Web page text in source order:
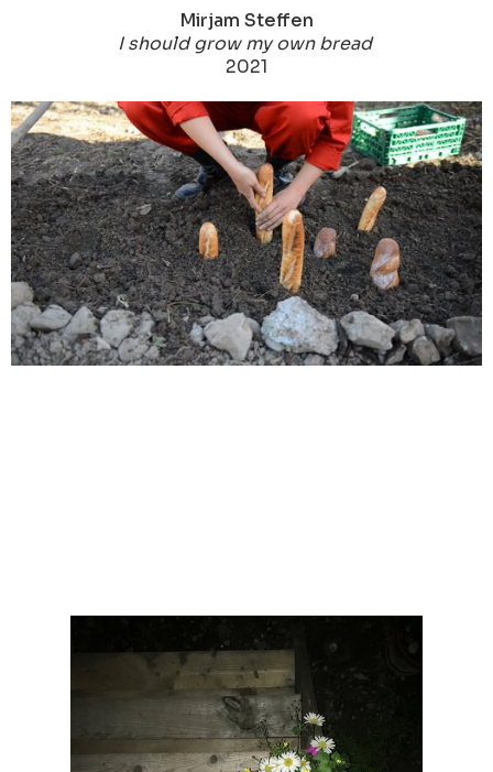
Mirjam Steffen
I should grow my own bread
2021
Mirjam Steffen
Stay at home
2020